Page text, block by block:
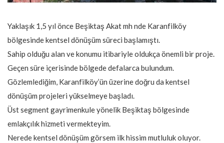
Yaklaşık 1,5 yıl önce Beşiktaş Akat mh nde Karanfilköy
bölgesinde kentsel dönüşüm süreci başlamıştı.
Sahip olduğu alan ve konumu itibariyle oldukça önemli bir proje.
Geçen süre içerisinde bölgede defalarca bulundum.
Gözlemlediğim, Karanfilköy’ün üzerine doğru da kentsel
dönüşüm projeleri yükselmeye başladı.
Üst segment gayrimenkule yönelik Beşiktaş bölgesinde
emlakçılık hizmeti vermekteyim.
Nerede kentsel dönüşüm görsem ilk hissim mutluluk oluyor.